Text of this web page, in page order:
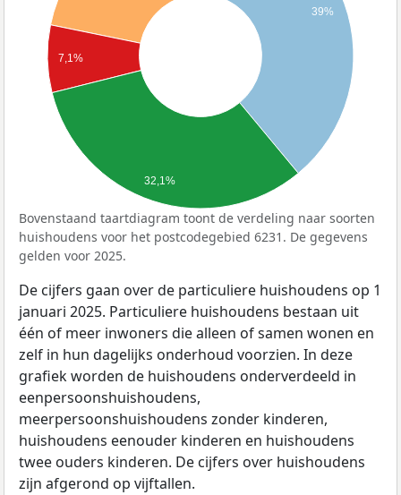
39%
7,1%
32,1%
Bovenstaand taartdiagram toont de verdeling naar soorten
huishoudens voor het postcodegebied 6231. De gegevens
gelden voor 2025.
De cijfers gaan over de particuliere huishoudens op 1
januari 2025. Particuliere huishoudens bestaan uit
één of meer inwoners die alleen of samen wonen en
zelf in hun dagelijks onderhoud voorzien. In deze
grafiek worden de huishoudens onderverdeeld in
eenpersoonshuishoudens,
meerpersoonshuishoudens zonder kinderen,
huishoudens eenouder kinderen en huishoudens
twee ouders kinderen. De cijfers over huishoudens
zijn afgerond op vijftallen.